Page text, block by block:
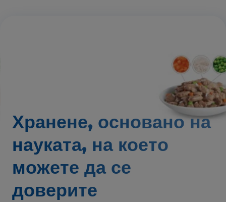
Хранене, основано на
науката, на което
можете да се
доверите